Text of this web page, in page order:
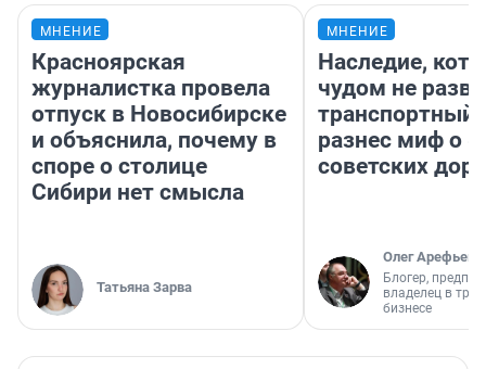
МНЕНИЕ
Красноярская
журналистка провела
отпуск в Новосибирске
и объяснила, почему в
споре о столице
Сибири нет смысла
Татьяна Зарва
МНЕНИЕ
Наследие,
чудом не
транспортный
разнес миф о
советских
Олег Арефьев
Блогер,
владелец в
бизнесе